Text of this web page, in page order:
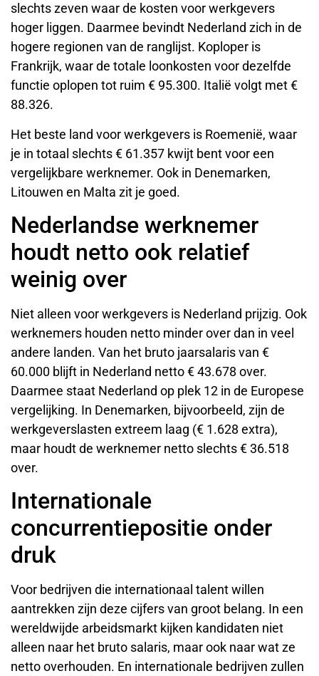
slechts zeven waar de kosten voor werkgevers
hoger liggen. Daarmee bevindt Nederland zich in de
hogere regionen van de ranglijst. Koploper is
Frankrijk, waar de totale loonkosten voor dezelfde
functie oplopen tot ruim € 95.300. Italië volgt met €
88.326.
Het beste land voor werkgevers is Roemenië, waar
je in totaal slechts € 61.357 kwijt bent voor een
vergelijkbare werknemer. Ook in Denemarken,
Litouwen en Malta zit je goed.
Nederlandse werknemer
houdt netto ook relatief
weinig over
Niet alleen voor werkgevers is Nederland prijzig. Ook
werknemers houden netto minder over dan in veel
andere landen. Van het bruto jaarsalaris van €
60.000 blijft in Nederland netto € 43.678 over.
Daarmee staat Nederland op plek 12 in de Europese
vergelijking. In Denemarken, bijvoorbeeld, zijn de
werkgeverslasten extreem laag (€ 1.628 extra),
maar houdt de werknemer netto slechts € 36.518
over.
Internationale
concurrentiepositie onder
druk
Voor bedrijven die internationaal talent willen
aantrekken zijn deze cijfers van groot belang. In een
wereldwijde arbeidsmarkt kijken kandidaten niet
alleen naar het bruto salaris, maar ook naar wat ze
netto overhouden. En internationale bedrijven zullen